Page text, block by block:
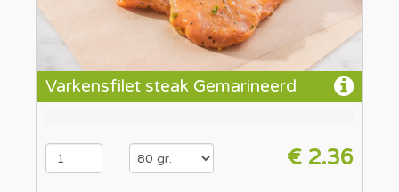
Varkensfilet steak Gemarineerd
€ 2.36